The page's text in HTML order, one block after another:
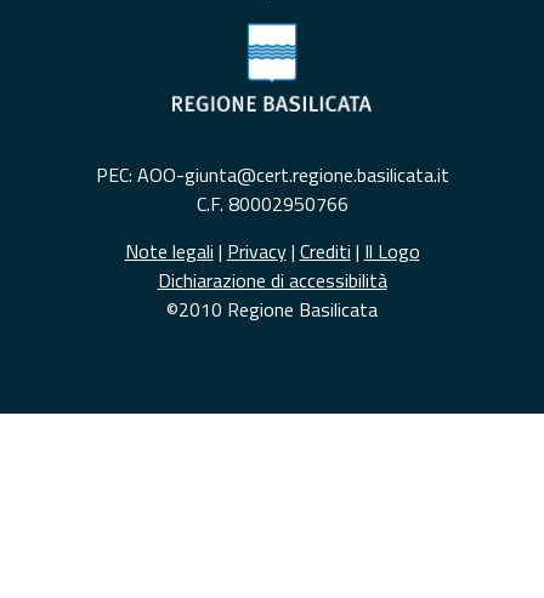
PEC: AOO-giunta@cert.regione.basilicata.it
C.F. 80002950766
Note legali | Privacy| Crediti | Il Logo
Dichiarazione di accessibilità
©2010 Regione Basilicata